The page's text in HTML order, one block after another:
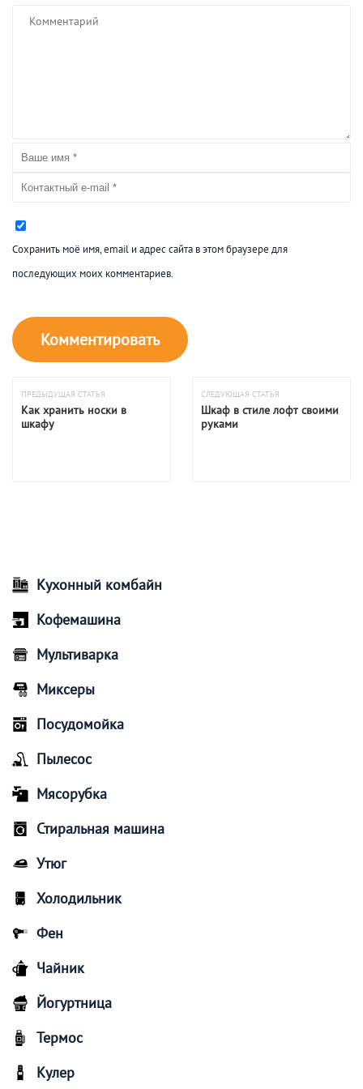
Сохранить моё имя, email и адрес сайта в этом браузере для
последующих моих комментариев.
ПРЕДЫДУЩАЯ СТАТЬЯ
Как хранить носки в
шкафу
СЛЕДУЮЩАЯ СТАТЬЯ
Шкаф в стиле лофт своими
руками
Кухонный комбайн
Кофемашина
Мультиварка
Миксеры
Посудомойка
Пылесос
Мясорубка
Стиральная машина
Утюг
Холодильник
Фен
Чайник
Йогуртница
Термос
Кулер